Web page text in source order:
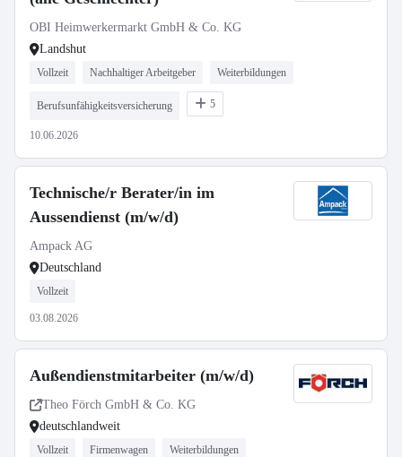
OBI Heimwerkermarkt GmbH & Co. KG
Landshut
Vollzeit Nachhaltiger Arbeitgeber Weiterbildungen
Berufsunfähigkeitsversicherung 5
10.06.2026
Technische/r Berater/in im
Aussendienst (m/w/d)
Ampack AG
Deutschland
Vollzeit
03.08.2026
Außendienstmitarbeiter (m/w/d)
Theo Förch GmbH & Co. KG
deutschlandweit
Vollzeit Firmenwagen Weiterbildungen